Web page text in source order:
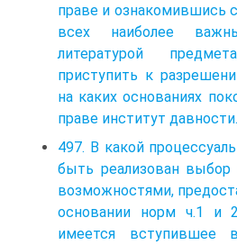
праве и ознакомившись
всех наиболее
литературой
приступить к
на каких основаниях
праве институт давности.
497. В какой
быть реализован
возможностями,
основании норм ч.1 и
имеется вступившее